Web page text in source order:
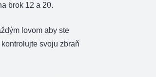
brok 12 a 20.
lovom aby ste
svoju zbraň